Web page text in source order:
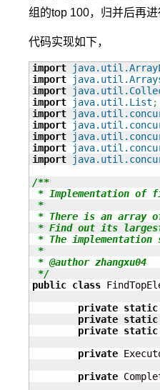
组的top 100，归并后再进
代码实现如下，
import
import
import
import
java.util.List ;
import
import
import
import
import
/**
* Implementation of
*
* There is an array
* Find out its largest
* The
*
* @author zhangxu04
*/
public class
private static
private static
private static
private
private